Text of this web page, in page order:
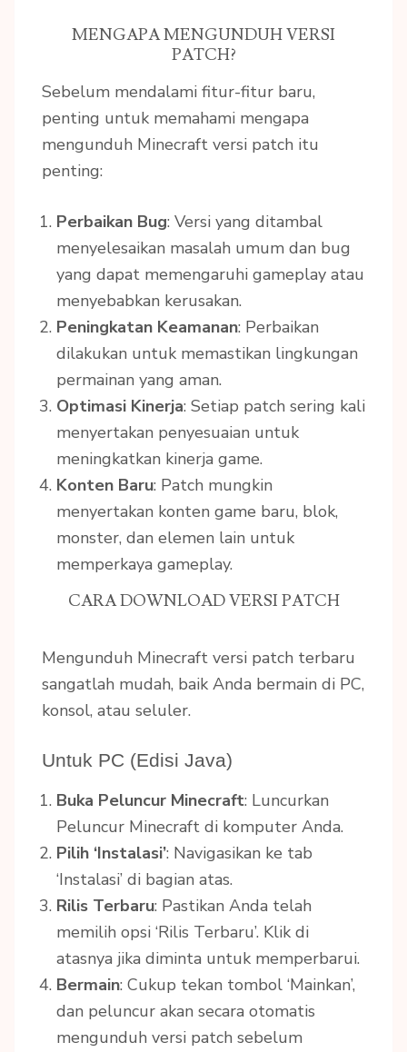
MENGAPA MENGUNDUH VERSI
PATCH?
Sebelum mendalami fitur-fitur baru,
penting untuk memahami mengapa
mengunduh Minecraft versi patch itu
penting:
Perbaikan Bug: Versi yang ditambal
menyelesaikan masalah umum dan bug
yang dapat memengaruhi gameplay atau
menyebabkan kerusakan.
Peningkatan Keamanan: Perbaikan
dilakukan untuk memastikan lingkungan
permainan yang aman.
Optimasi Kinerja: Setiap patch sering kali
menyertakan penyesuaian untuk
meningkatkan kinerja game.
Konten Baru: Patch mungkin
menyertakan konten game baru, blok,
monster, dan elemen lain untuk
memperkaya gameplay.
CARA DOWNLOAD VERSI PATCH
Mengunduh Minecraft versi patch terbaru
sangatlah mudah, baik Anda bermain di PC,
konsol, atau seluler.
Untuk PC (Edisi Java)
Buka Peluncur Minecraft: Luncurkan
Peluncur Minecraft di komputer Anda.
Pilih ‘Instalasi’: Navigasikan ke tab
‘Instalasi’ di bagian atas.
Rilis Terbaru: Pastikan Anda telah
memilih opsi ‘Rilis Terbaru’. Klik di
atasnya jika diminta untuk memperbarui.
Bermain: Cukup tekan tombol ‘Mainkan’,
dan peluncur akan secara otomatis
mengunduh versi patch sebelum